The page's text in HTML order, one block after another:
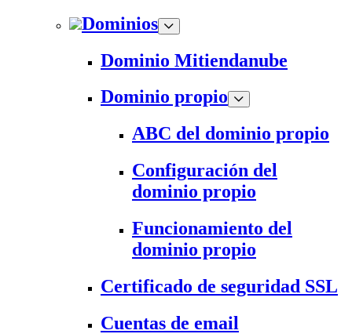
Dominios
Dominio Mitiendanube
Dominio propio
ABC del dominio propio
Configuración del
dominio propio
Funcionamiento del
dominio propio
Certificado de seguridad SSL
Cuentas de email